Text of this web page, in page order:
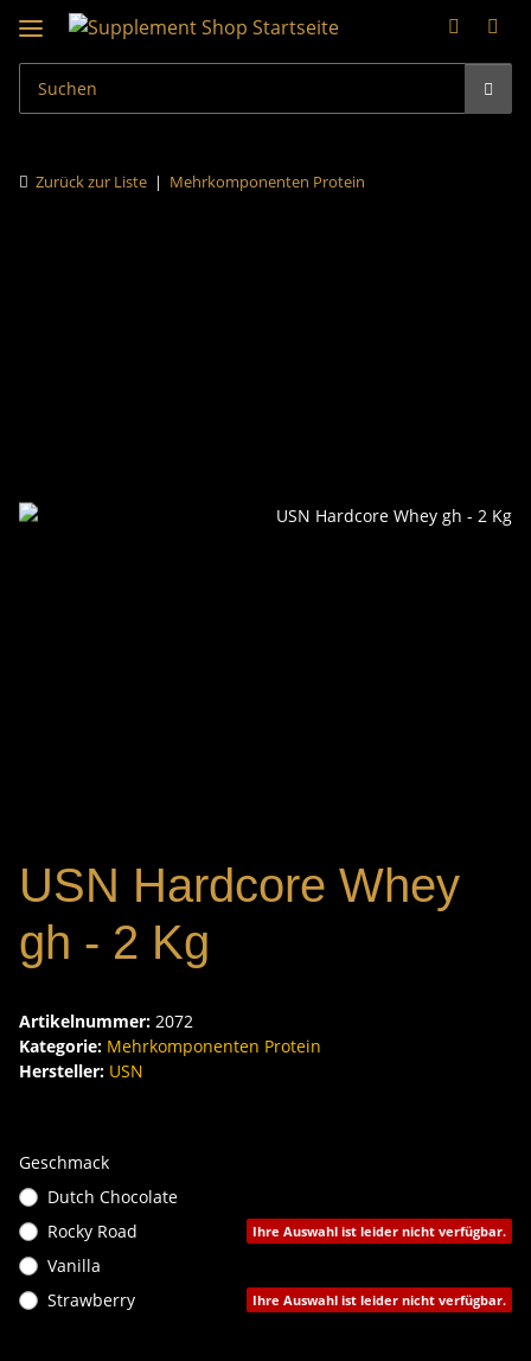
Zurück zur Liste Mehrkomponenten Protein
USN Hardcore Whey
gh - 2 Kg
Artikelnummer: 2072
Kategorie: Mehrkomponenten Protein
Hersteller: USN
Geschmack
Dutch Chocolate
Rocky Road
Ihre Auswahl ist leider nicht verfügbar.
Vanilla
Strawberry
Ihre Auswahl ist leider nicht verfügbar.